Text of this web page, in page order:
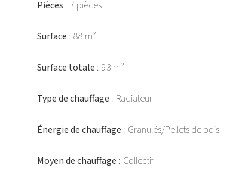
Pièces 7 pièces
Surface 88 m²
Surface totale 93 m²
Type de chauffage Radiateur
Énergie de chauffage Granulés/Pellets de bois
Moyen de chauffage Collectif